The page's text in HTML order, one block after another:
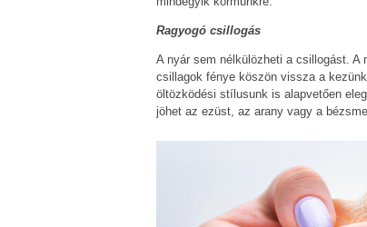
Ragyogó csillogás
A nyár sem nélkülözheti a csillogást. A
csillagok fénye köszön vissza a
öltözködési stílusunk is alapvetően
jöhet az ezüst, az arany vagy a